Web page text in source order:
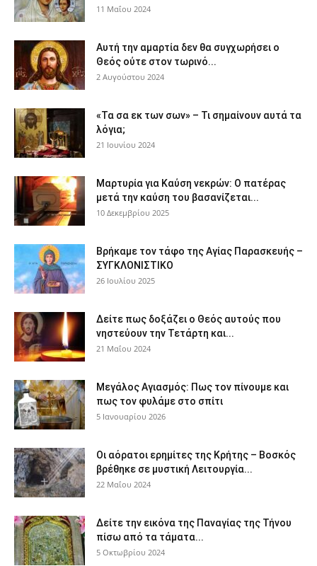
11 Μαΐου 2024
Αυτή την αμαρτία δεν θα συγχωρήσει ο
Θεός ούτε στον τωρινό...
2 Αυγούστου 2024
«Τα σα εκ των σων» – Τι σημαίνουν αυτά τα
λόγια;
21 Ιουνίου 2024
Μαρτυρία για Καύση νεκρών: Ο πατέρας
μετά την καύση του βασανίζεται...
10 Δεκεμβρίου 2025
Βρήκαμε τον τάφο της Αγίας Παρασκευής –
ΣΥΓΚΛΟΝΙΣΤΙΚΟ
26 Ιουλίου 2025
Δείτε πως δοξάζει ο Θεός αυτούς που
νηστεύουν την Τετάρτη και...
21 Μαΐου 2024
Μεγάλος Αγιασμός: Πως τον πίνουμε και
πως τον φυλάμε στο σπίτι
5 Ιανουαρίου 2026
Οι αόρατοι ερημίτες της Κρήτης – Βοσκός
βρέθηκε σε μυστική Λειτουργία...
22 Μαΐου 2024
Δείτε την εικόνα της Παναγίας της Τήνου
πίσω από τα τάματα...
5 Οκτωβρίου 2024